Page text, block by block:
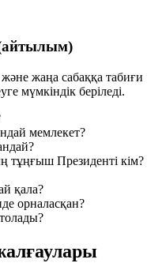
жаңа сабаққа табиғи
мүмкіндік беріледі.
мемлекет?
тұңғыш Президенті кім?
қала?
орналасқан?